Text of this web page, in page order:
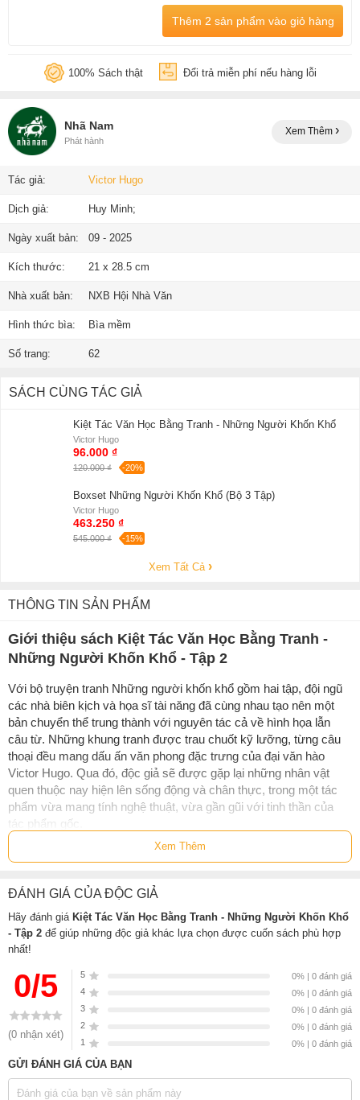
Thêm 2 sản phẩm vào giỏ hàng
100% Sách thật Đổi trả miễn phí nếu hàng lỗi
Nhã Nam
Phát hành
Xem Thêm
Tác giả: Victor Hugo
Dịch giả: Huy Minh;
Ngày xuất bản: 09 - 2025
Kích thước: 21 x 28.5 cm
Nhà xuất bản: NXB Hội Nhà Văn
Hình thức bìa: Bìa mềm
Số trang: 62
SÁCH CÙNG TÁC GIẢ
Kiệt Tác Văn Học Bằng Tranh - Những Người Khốn Khổ
Victor Hugo
96.000 ₫
120.000 ₫ -20%
Boxset Những Người Khốn Khổ (Bộ 3 Tập)
Victor Hugo
463.250 ₫
545.000 ₫ -15%
Xem Tất Cả
THÔNG TIN SẢN PHẨM
Giới thiệu sách Kiệt Tác Văn Học Bằng Tranh -
Những Người Khốn Khổ - Tập 2
Với bộ truyện tranh Những người khốn khổ gồm hai tập, đội ngũ
các nhà biên kịch và họa sĩ tài năng đã cùng nhau tạo nên một
bản chuyển thể trung thành với nguyên tác cả về hình họa lẫn
câu từ. Những khung tranh được trau chuốt kỹ lưỡng, từng câu
thoại đều mang dấu ấn văn phong đặc trưng của đại văn hào
Victor Hugo. Qua đó, độc giả sẽ được gặp lại những nhân vật
quen thuộc nay hiện lên sống động và chân thực, trong một tác
phẩm vừa mang tính nghệ thuật, vừa gần gũi với tinh thần của
tác phẩm gốc.
Thông tin tác giả Victor Hugo
Victor Hugo
Sinh (1802 - 1885) là tượng đài văn học Pháp thế kỷ XIX, đa
tài trên nhiều lĩnh vực từ thơ, kịch nghệ đến tiểu thuyết. Tài
thơ và đến năm hai mươi đã có tên tuổi trên văn đàn nước
Pháp. Với ngòi bút sắc sảo, ông luôn tích cực đấu tranh cho
quyền lợi của tầng lớp bị áp bức, qua những tác phẩm tiêu
biểu như Nhà thờ Đức Bà Paris (1831), Những người khốn
khổ (1862)…
Ông còn tham gia vào chính trị và luôn giữ lập trường bênh
vực những người dân nghèo, đến nỗi rơi vào hoàn cảnh phải
Xem Thêm
ĐÁNH GIÁ CỦA ĐỘC GIẢ
Hãy đánh giá Kiệt Tác Văn Học Bằng Tranh - Những Người Khốn Khổ
- Tập 2 để giúp những độc giả khác lựa chọn được cuốn sách phù hợp
nhất!
0/5
(0 nhận xét)
5
0% | 0 đánh giá
4
0% | 0 đánh giá
3
0% | 0 đánh giá
2
0% | 0 đánh giá
1
0% | 0 đánh giá
GỬI ĐÁNH GIÁ CỦA BẠN